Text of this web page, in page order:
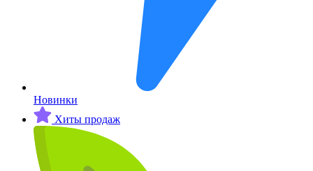
Новинки
Хиты продаж